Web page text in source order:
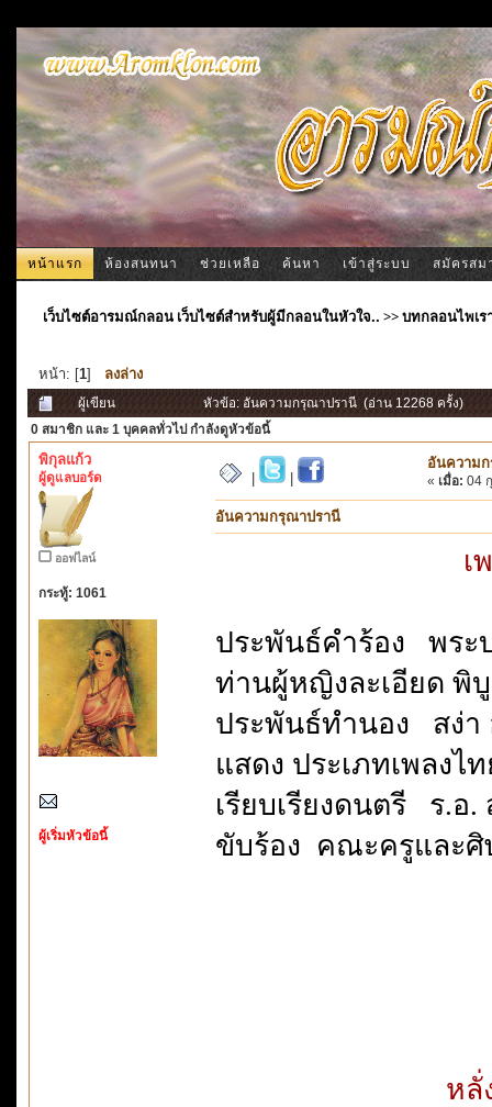
หน้าแรก ห้องสนทนา ช่วยเหลือ ค้นหา เข้าสู่ระบบ สมัครสม
เว็บไซต์อารมณ์กลอน เว็บไซต์สำหรับผู้มีกลอนในหัวใจ.. >>บทกลอนไพเร
หน้า: [1] ลงล่าง
ผู้เขียน
หัวข้อ: อันความกรุณาปรานี (อ่าน 12268 ครั้ง)
0 สมาชิก และ 1 บุคคลทั่วไป กำลังดูหัวข้อนี้
พิกุลแก้ว
ผู้ดูแลบอร์ด
ออฟไลน์
กระทู้: 1061
ผู้เริ่มหัวข้อนี้
อันความ
« เมื่อ: 04
อันความกรุณาปรานี
เ
ประพันธ์คำร้อง พระ
ท่านผู้หญิงละเอียด พิ
ประพันธ์ทำนอง สง่า
แสดง ประเภทเพลงไ
เรียบเรียงดนตรี ร.อ
ขับร้อง คณะครูและศิ
หลั่